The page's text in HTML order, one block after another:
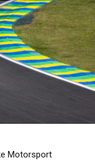
Motorsport